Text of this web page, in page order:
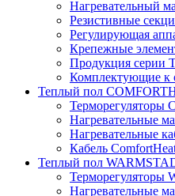
Нагревательный
Резистивные
Регулирующая
Крепежные
Продукция серии
Комплектующие к
Теплый пол
Терморегуляторы
Нагревательные
Нагревательные
Кабель
Теплый пол
Терморегуляторы
Нагревательные